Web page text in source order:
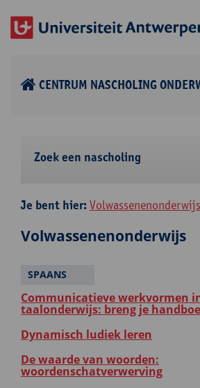
CENTRUM NASCHOLING
Zoek een nascholing
Je bent hier:
Volwassenenonderwijs
SPAANS
Communicatieve werkvormen
taalonderwijs: breng je
Dynamisch ludiek leren
De waarde van woorden:
woordenschatverwerving